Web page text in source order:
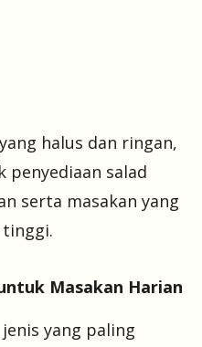
halus dan ringan,
penyediaan salad
serta masakan yang
Masakan Harian
yang paling